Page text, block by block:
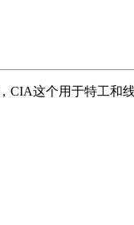
CIA这个用于特工和